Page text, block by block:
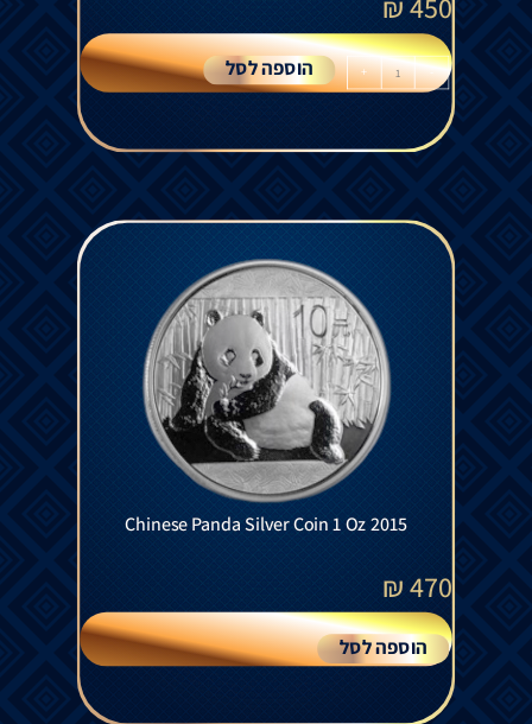
450
₪
-
+ הוספה לסל
Chinese Panda Silver Coin 1 Oz 2015
470
₪
הוספה לסל